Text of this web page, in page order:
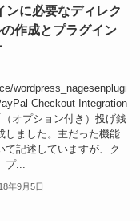
ンに必要なディレク
の作成とプラグイン
wordpress_nagesenplugi
Checkout Integration
オプション付き）投げ銭
しました。主だった機能
て記述していますが、ク
...
年9月5日